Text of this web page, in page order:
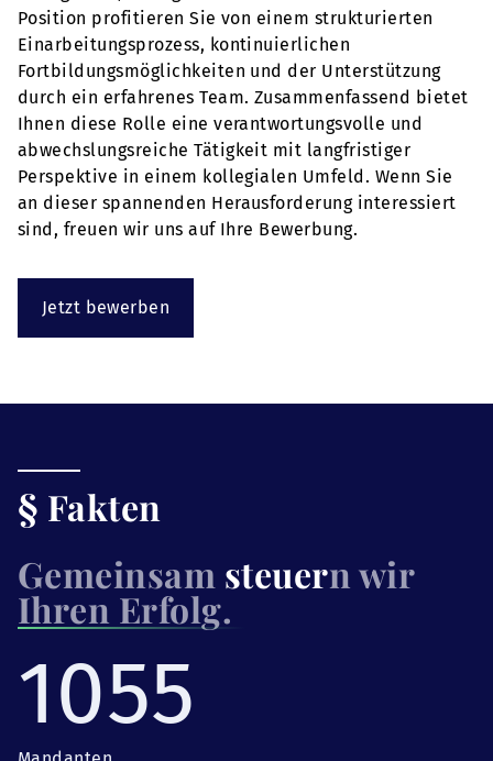
Position profitieren Sie von einem strukturierten
Einarbeitungsprozess, kontinuierlichen
Fortbildungsmöglichkeiten und der Unterstützung
durch ein erfahrenes Team. Zusammenfassend bietet
Ihnen diese Rolle eine verantwortungsvolle und
abwechslungsreiche Tätigkeit mit langfristiger
Perspektive in einem kollegialen Umfeld. Wenn Sie
an dieser spannenden Herausforderung interessiert
sind, freuen wir uns auf Ihre Bewerbung.
Jetzt bewerben
§ Fakten
Gemeinsam steuern wir
Ihren Erfolg.
1055